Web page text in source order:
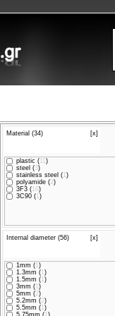
Material (34) [x]
plastic (11)
steel (3 )
stainless steel (1)
polyamide (2)
3F3 (16)
3C90 (1)
Internal diameter (56) [x]
1mm (1)
1.3mm (1)
1.5mm (1)
3mm (1)
5mm (2)
5.2mm (2)
5.5mm (1)
5.75mm (1)